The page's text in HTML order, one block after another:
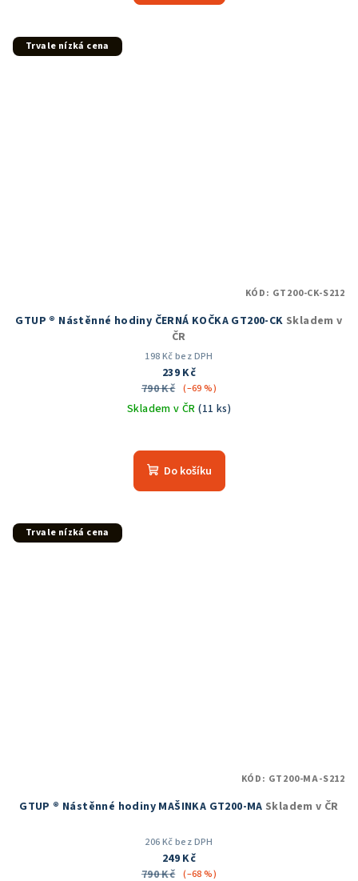
Trvale nízká cena
GTUP ® Nástěnné hodiny ČERNÁ KOČKA GT200-CK Skladem v
ČR
198 Kč bez DPH
239 Kč
790 Kč (–69 %)
Skladem v ČR(11 ks)
hodnocení
produktu
Do košíku
KÓD: GT200-CK-S212
Trvale nízká cena
GTUP ® Nástěnné hodiny MAŠINKA GT200-MA Skladem v ČR
206 Kč bez DPH
249 Kč
790 Kč (–68 %)
KÓD: GT200-MA-S212